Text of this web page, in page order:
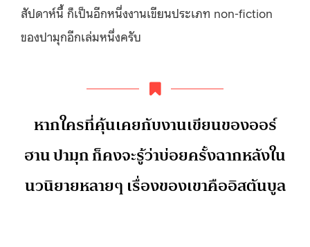
สัปดาห์นี้ ก็เป็นอีกหนึ่งงานเขียนประเภท non-fiction
ของปามุกอีกเล่มหนึ่งครับ
หากใครที่คุ้นเคยกับงานเขียนของออร์
ฮาน ปามุก ก็คงจะรู้ว่าบ่อยครั้งฉากหลังใน
นวนิยายหลายๆ เรื่องของเขาคืออิสตันบูล